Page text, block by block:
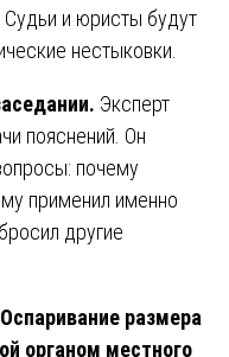
и юристы будут
нестыковки.
Эксперт
пояснений. Он
почему
применил именно
другие
размера
органом местного